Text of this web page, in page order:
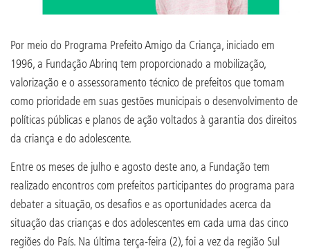
Por meio do Programa Prefeito Amigo da Criança, iniciado em
1996, a Fundação Abrinq tem proporcionado a mobilização,
valorização e o assessoramento técnico de prefeitos que tomam
como prioridade em suas gestões municipais o desenvolvimento de
políticas públicas e planos de ação voltados à garantia dos direitos
da criança e do adolescente.
Entre os meses de julho e agosto deste ano, a Fundação tem
realizado encontros com prefeitos participantes do programa para
debater a situação, os desafios e as oportunidades acerca da
situação das crianças e dos adolescentes em cada uma das cinco
regiões do País. Na última terça-feira (2), foi a vez da região Sul